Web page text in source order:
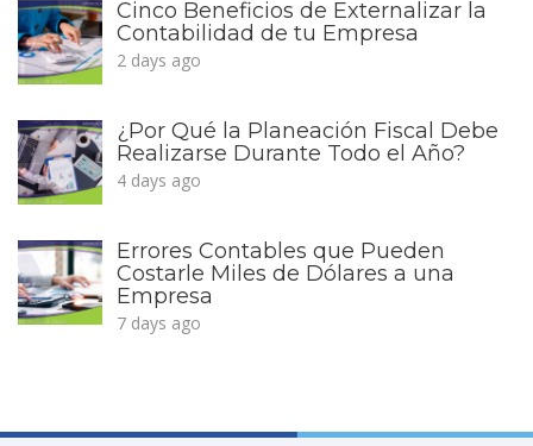
Cinco Beneficios de Externalizar la
Contabilidad de tu Empresa
2 days ago
¿Por Qué la Planeación Fiscal Debe
Realizarse Durante Todo el Año?
4 days ago
Errores Contables que Pueden
Costarle Miles de Dólares a una
Empresa
7 days ago